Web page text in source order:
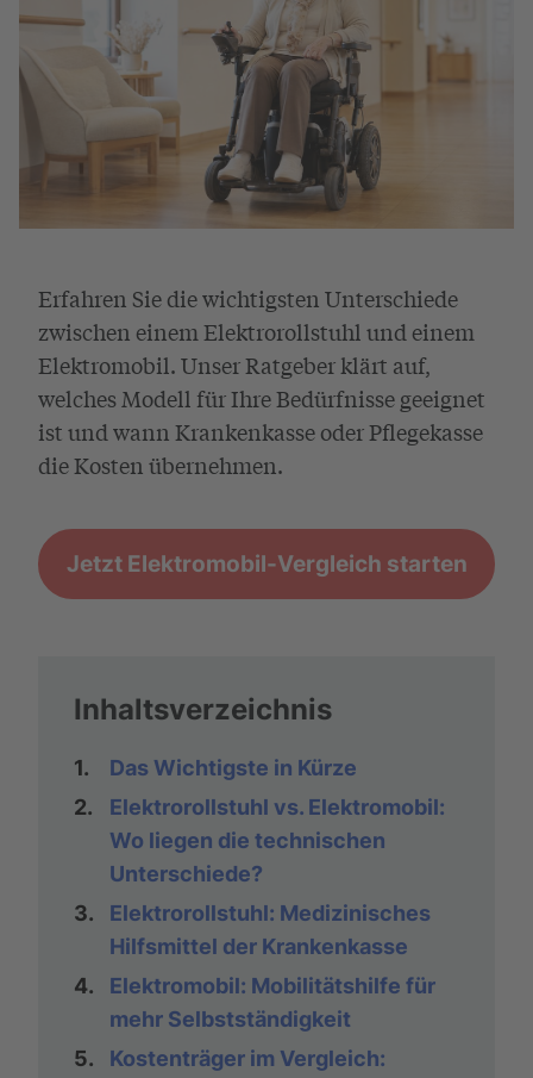
Erfahren Sie die wichtigsten Unterschiede
zwischen einem Elektrorollstuhl und einem
Elektromobil. Unser Ratgeber klärt auf,
welches Modell für Ihre Bedürfnisse geeignet
ist und wann Krankenkasse oder Pflegekasse
die Kosten übernehmen.
Jetzt Elektromobil-Vergleich starten
Inhaltsverzeichnis
1.
Das Wichtigste in Kürze
2.
Elektrorollstuhl vs. Elektromobil:
Wo liegen die technischen
Unterschiede?
3.
Elektrorollstuhl: Medizinisches
Hilfsmittel der Krankenkasse
4.
Elektromobil: Mobilitätshilfe für
mehr Selbstständigkeit
5.
Kostenträger im Vergleich: